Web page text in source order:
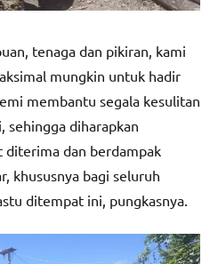
tenaga dan pikiran, kami
mungkin untuk hadir
membantu segala kesulitan
sehingga diharapkan
diterima dan berdampak
khususnya bagi seluruh
ditempat ini, pungkasnya.